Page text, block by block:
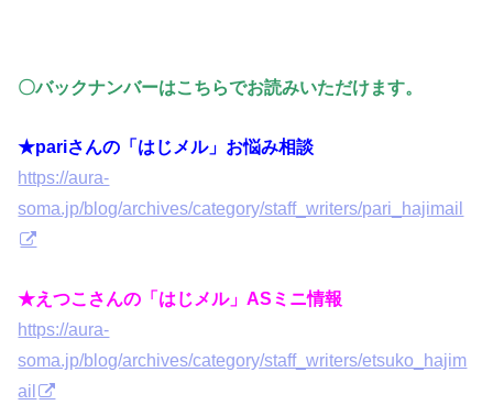
〇バックナンバーはこちらでお読みいただけます。
★pariさんの「はじメル」お悩み相談
https://aura-
soma.jp/blog/archives/category/staff_writers/pari_hajimail
★えつこさんの「はじメル」ASミニ情報
https://aura-
soma.jp/blog/archives/category/staff_writers/etsuko_hajim
ail